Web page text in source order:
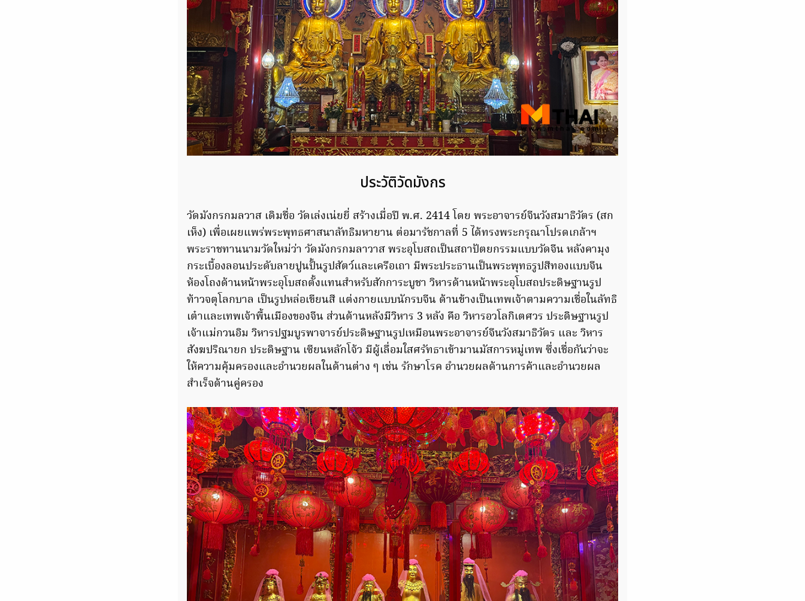
ประวัติวัดมังกร
วัดมังกรกมลวาส เดิมชื่อ วัดเล่งเน่ยยี่ สร้างเมื่อปี พ.ศ. 2414 โดย พระอาจารย์จีนวังสมาธิวัตร (สก
เห็ง) เพื่อเผยแพร่พระพุทธศาสนาลัทธิมหายาน ต่อมารัชกาลที่ 5 ได้ทรงพระกรุณาโปรดเกล้าฯ
พระราชทานนามวัดใหม่ว่า วัดมังกรกมลาวาส พระอุโบสถเป็นสถาปัตยกรรมแบบวัดจีน หลังคามุง
กระเบื้องลอนประดับลายปูนปั้นรูปสัตว์และเครือเถา มีพระประธานเป็นพระพุทธรูปสีทองแบบจีน
ห้องโถงด้านหน้าพระอุโบสถตั้งแทนสำหรับสักการะบูชา วิหารด้านหน้าพระอุโบสถประดิษฐานรูป
ท้าวจตุโลกบาล เป็นรูปหล่อเขียนสี แต่งกายแบบนักรบจีน ด้านข้างเป็นเทพเจ้าตามความเชื่อในลัทธิ
เต๋าและเทพเจ้าพื้นเมืองของจีน ส่วนด้านหลังมีวิหาร 3 หลัง คือ วิหารอวโลกิเตศวร ประดิษฐานรูป
เจ้าแม่กวนอิม วิหารปฐมบูรพาจารย์ประดิษฐานรูปเหมือนพระอาจารย์จีนวังสมาธิวัตร และ วิหาร
สังฆปริณายก ประดิษฐาน เซียนหลักโจ้ว มีผู้เลื่อมใสศรัทธาเข้ามานมัสการหมู่เทพ ซึ่งเชื่อกันว่าจะ
ให้ความคุ้มครองและอำนวยผลในด้านต่าง ๆ เช่น รักษาโรค อำนวยผลด้านการค้าและอำนวยผล
สำเร็จด้านคู่ครอง